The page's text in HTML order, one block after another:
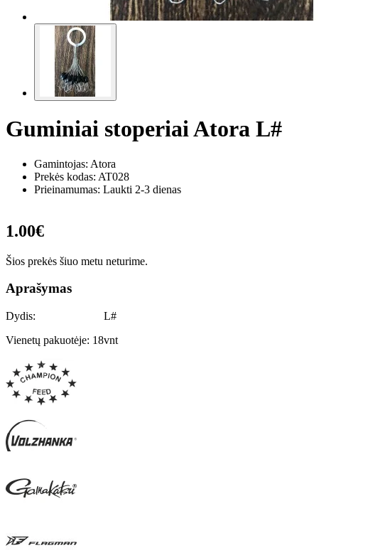
Guminiai stoperiai Atora L#
Gamintojas: Atora
Prekės kodas: AT028
Prieinamumas: Laukti 2-3 dienas
1.00€
Šios prekės šiuo metu neturime.
Aprašymas
Dydis: L#
Vienetų pakuotėje: 18vnt